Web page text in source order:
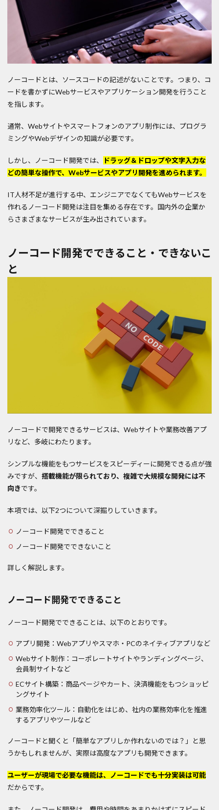
ノーコードとは、ソースコードの記述がないことです。つまり、コ
ードを書かずにWebサービスやアプリケーション開発を行うこと
を指します。
通常、Webサイトやスマートフォンのアプリ制作には、プログラ
ミングやWebデザインの知識が必要です。
しかし、ノーコード開発では、
ドラッグ＆ドロップや文字入力な
どの簡単な操作で、Webサービスやアプリ開発を進められます。
IT人材不足が進行する中、エンジニアでなくてもWebサービスを
作れるノーコード開発は注目を集める存在です。国内外の企業か
らさまざまなサービスが生み出されています。
ノーコード開発でできること・できないこ
と
ノーコードで開発できるサービスは、Webサイトや業務改善アプ
リなど、多岐にわたります。
シンプルな機能をもつサービスをスピーディーに開発できる点が強
みですが、 搭載機能が限られており、複雑で大規模な開発には不
向きです。
本項では、以下2つについて深掘りしていきます。
ノーコード開発でできること
ノーコード開発でできないこと
詳しく解説します。
ノーコード開発でできること
ノーコード開発でできることは、以下のとおりです。
アプリ開発：Webアプリやスマホ・PCのネイティブアプリなど
Webサイト制作：コーポレートサイトやランディングページ、
会員制サイトなど
ECサイト構築：商品ページやカート、決済機能をもつショッピ
ングサイト
業務効率化ツール：自動化をはじめ、社内の業務効率化を推進
するアプリやツールなど
ノーコードと聞くと「簡単なアプリしか作れないのでは？」と思
うかもしれませんが、実際は高度なアプリも開発できます。
ユーザーが現場で必要な機能は、ノーコードでも十分実装は可能
だからです。